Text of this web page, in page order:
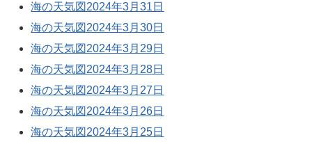
海の天気図2024年3月31日
海の天気図2024年3月30日
海の天気図2024年3月29日
海の天気図2024年3月28日
海の天気図2024年3月27日
海の天気図2024年3月26日
海の天気図2024年3月25日